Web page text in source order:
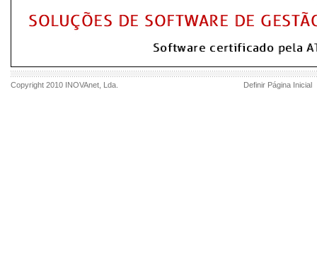
Copyright 2010 INOVAnet , Lda. Definir Página Inicial